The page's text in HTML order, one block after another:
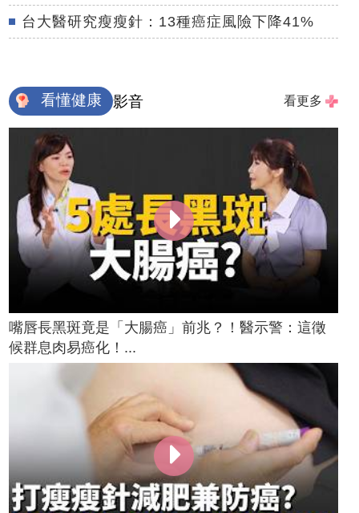
台大醫研究瘦瘦針：13種癌症風險下降41%
看懂健康 影音 看更多
嘴唇長黑斑竟是「大腸癌」前兆？！醫示警：這徵
候群息肉易癌化！...